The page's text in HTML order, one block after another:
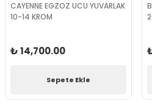
CAYENNE EGZOZ UCU YUVARLAK
10-14 KROM
₺ 14,700.00
Sepete Ekle